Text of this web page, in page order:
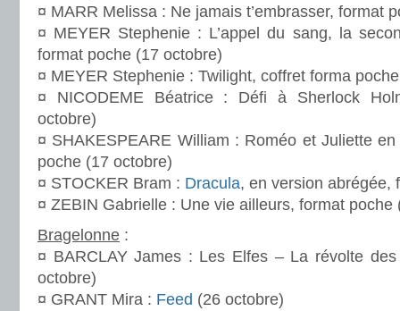
¤ MARR Melissa : Ne jamais t’embrasser, format
¤ MEYER Stephenie : L’appel du sang, la
format poche (17 octobre)
¤ MEYER Stephenie : Twilight, coffret forma
¤ NICODEME Béatrice : Défi à Sherlock
octobre)
¤ SHAKESPEARE William : Roméo et Juliette
poche (17 octobre)
¤ STOCKER Bram : Dracula, en version abrégée,
¤ ZEBIN Gabrielle : Une vie ailleurs, format poche
Bragelonne :
¤ BARCLAY James : Les Elfes – La révolte
octobre)
¤ GRANT Mira : Feed (26 octobre)